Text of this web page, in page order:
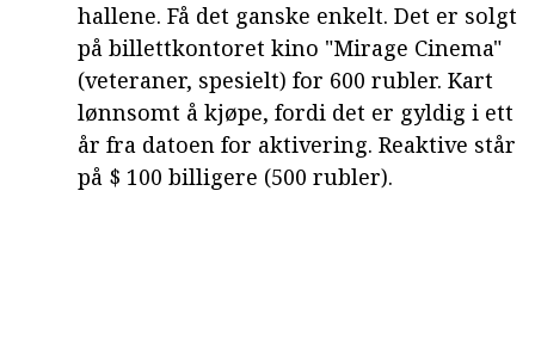
hallene. Få det ganske enkelt. Det er solgt
på billettkontoret kino "Mirage Cinema"
(veteraner, spesielt) for 600 rubler. Kart
lønnsomt å kjøpe, fordi det er gyldig i ett
år fra datoen for aktivering. Reaktive står
på $ 100 billigere (500 rubler).